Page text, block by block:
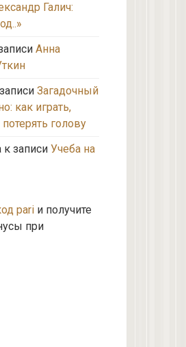
Галич:
Анна
Загадочный
как играть,
голову
к записи Учеба на
pari и получите
при